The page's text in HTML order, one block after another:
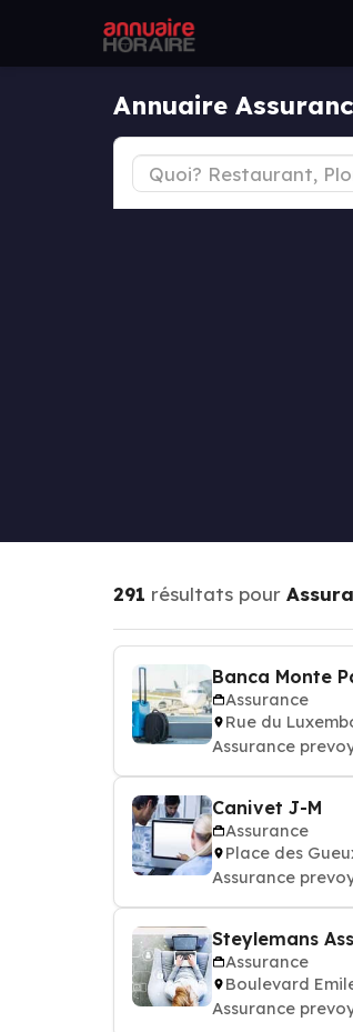
Annuaire
291 résultats pour
Banca Monte
Assurance
Rue du
Assurance
Canivet J-M
Assurance
Place des
Assurance
Steylemans
Assurance
Boulevard
Assurance